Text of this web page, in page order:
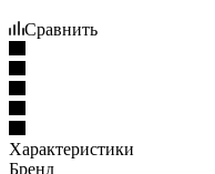
Сравнить
Характеристики
Бренд